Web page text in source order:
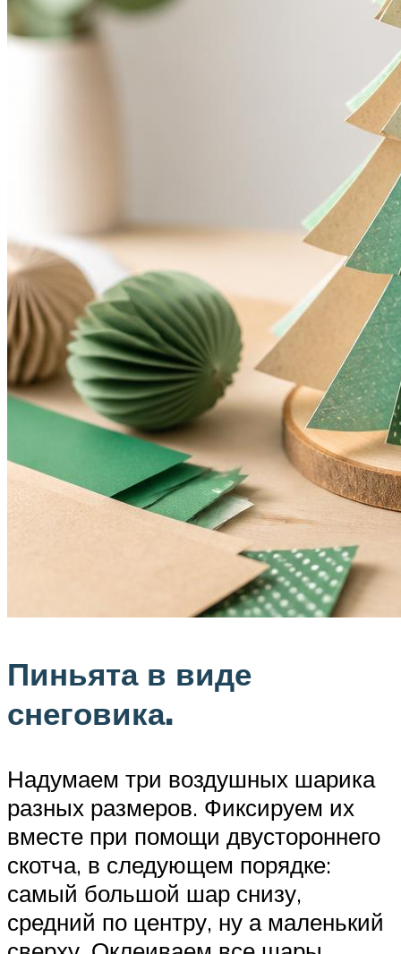
Пиньята в виде
снеговика.
Надумаем три воздушных шарика
разных размеров. Фиксируем их
вместе при помощи двустороннего
скотча, в следующем порядке:
самый большой шар снизу,
средний по центру, ну а маленький